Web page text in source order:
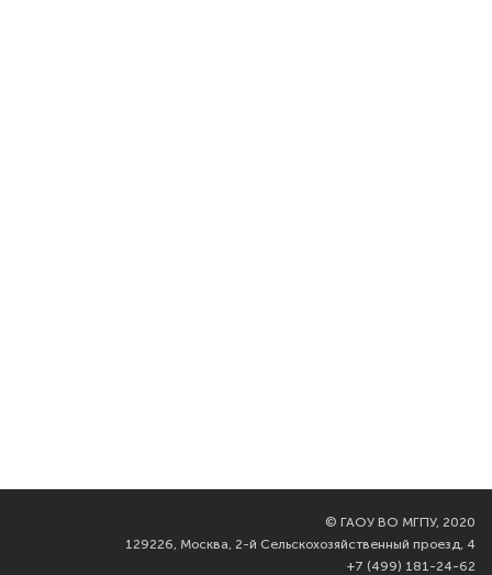
© ГАОУ ВО МГПУ, 2020
129226, Москва, 2-й Сельскохозяйственный проезд, 4
+7 (499) 181-24-62